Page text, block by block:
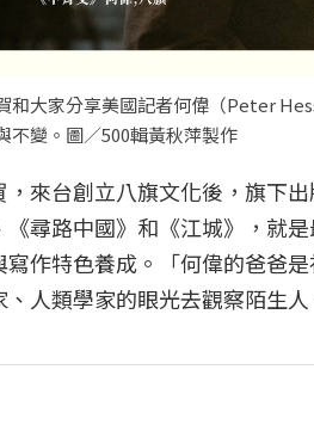
和大家分享美國記者何偉（Peter
不變。圖／500輯黃秋萍製作
來台創立八旗文化後，旗下
尋路中國》和《江城》，就
作特色養成。「何偉的爸爸
人類學家的眼光去觀察陌生